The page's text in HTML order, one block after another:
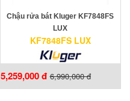
Chậu rửa bát Kluger KF7848FS
LUX
KF7848FS LUX
5,259,000 đ 6,990,000 đ